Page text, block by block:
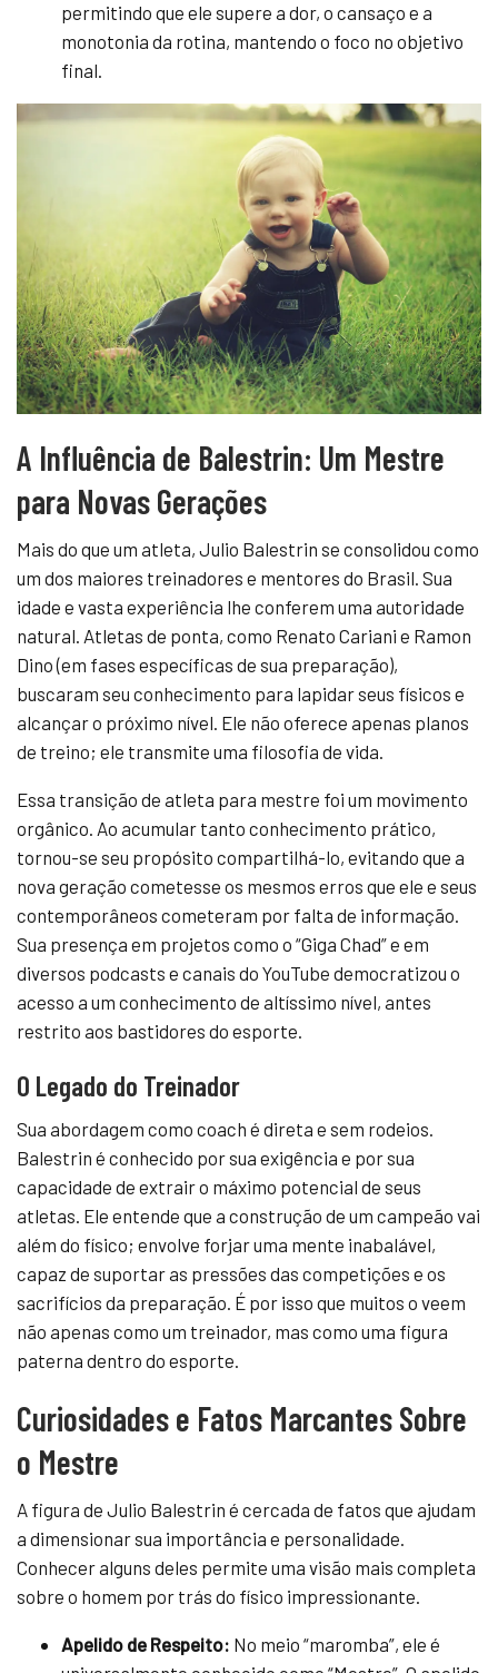
permitindo que ele supere a dor, o cansaço e a
monotonia da rotina, mantendo o foco no objetivo
final.
A Influência de Balestrin: Um Mestre
para Novas Gerações
Mais do que um atleta, Julio Balestrin se consolidou como
um dos maiores treinadores e mentores do Brasil. Sua
idade e vasta experiência lhe conferem uma autoridade
natural. Atletas de ponta, como Renato Cariani e Ramon
Dino (em fases específicas de sua preparação),
buscaram seu conhecimento para lapidar seus físicos e
alcançar o próximo nível. Ele não oferece apenas planos
de treino; ele transmite uma filosofia de vida.
Essa transição de atleta para mestre foi um movimento
orgânico. Ao acumular tanto conhecimento prático,
tornou-se seu propósito compartilhá-lo, evitando que a
nova geração cometesse os mesmos erros que ele e seus
contemporâneos cometeram por falta de informação.
Sua presença em projetos como o “Giga Chad” e em
diversos podcasts e canais do YouTube democratizou o
acesso a um conhecimento de altíssimo nível, antes
restrito aos bastidores do esporte.
O Legado do Treinador
Sua abordagem como coach é direta e sem rodeios.
Balestrin é conhecido por sua exigência e por sua
capacidade de extrair o máximo potencial de seus
atletas. Ele entende que a construção de um campeão vai
além do físico; envolve forjar uma mente inabalável,
capaz de suportar as pressões das competições e os
sacrifícios da preparação. É por isso que muitos o veem
não apenas como um treinador, mas como uma figura
paterna dentro do esporte.
Curiosidades e Fatos Marcantes Sobre
o Mestre
A figura de Julio Balestrin é cercada de fatos que ajudam
a dimensionar sua importância e personalidade.
Conhecer alguns deles permite uma visão mais completa
sobre o homem por trás do físico impressionante.
Apelido de Respeito: No meio “maromba”, ele é